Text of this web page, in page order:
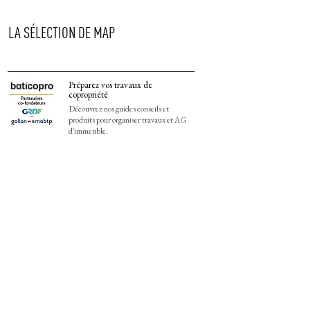
LA SÉLECTION DE MAP
Préparez vos travaux de
copropriété
Découvrez nos guides conseils et
produits pour organiser travaux et AG
d'immeuble.